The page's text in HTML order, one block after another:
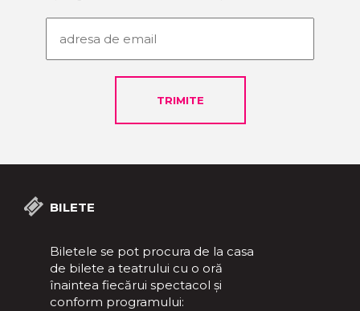
BILETE
Biletele se pot procura de la casa
de bilete a teatrului cu o oră
înaintea fiecărui spectacol și
conform programului: